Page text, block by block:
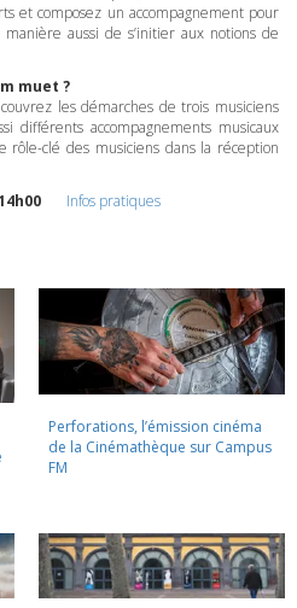
et composez un accompagnement pour
aussi de s’initier aux notions de
muet ?
les démarches de trois musiciens
différents accompagnements musicaux
clé des musiciens dans la réception
Infos pratiques
Perforations, l’émission cinéma
de la Cinémathèque sur Campus
FM